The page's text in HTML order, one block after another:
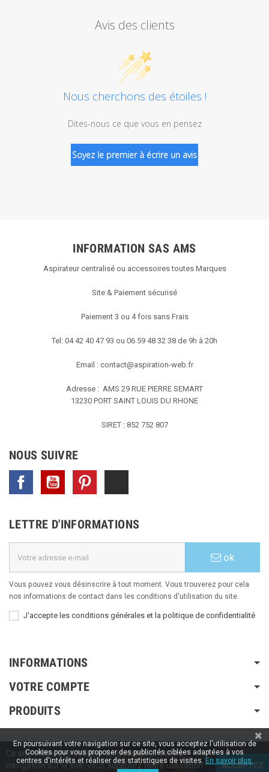
Avis des clients
Nous cherchons des étoiles !
Dites-nous ce que vous en pensez
Soyez le premier à écrire un avis
INFORMATION SAS AMS
Aspirateur centralisé ou accessoires toutes Marques
Site & Paiement sécurisé
Paiement 3 ou 4 fois sans Frais
Tel: 04 42 40 47 93 ou 06 59 48 32 38 de 9h à 20h
Email : contact@aspiration-web.fr
Adresse : AMS 29 RUE PIERRE SEMART
13230 PORT SAINT LOUIS DU RHONE
SIRET : 852 752 807
NOUS SUIVRE
Facebook YouTube
LETTRE D'INFORMATIONS
ok
Vous pouvez vous désinscrire à tout moment. Vous trouverez pour cela
nos informations de contact dans les conditions d'utilisation du site.
J'accepte les conditions générales et la politique de confidentialité
INFORMATIONS
VOTRE COMPTE
PRODUITS
Copyright © 2020 / 2022 / 2023Aspiration-ams.fr| Fait par ESH-dev.fr
Ce site utilise des cookies. En poursuivant votre
navigation sur le site, vous acceptez notre utilisation
ACCEPTEZ
En poursuivant votre navigation sur ce site, vous acceptez l'utilisation de
Cookies pour vous proposer des publicités ciblées adaptées à vos
centres d'intérêts et réaliser des statistiques de visites. En savoir plus.